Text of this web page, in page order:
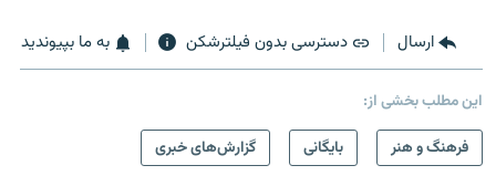
ارسال دسترسی بدون فیلترشکن به ما بپیوندید
این مطلب بخشی از:
فرهنگ و هنر
بایگانی گزارش‌های خبری